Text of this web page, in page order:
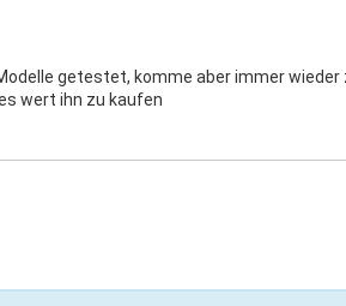
getestet, komme aber immer
wert ihn zu kaufen